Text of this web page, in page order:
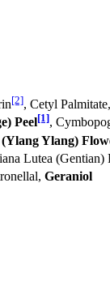
[2], Cetyl
Peel[1],
Ylang)
Lutea
Geraniol